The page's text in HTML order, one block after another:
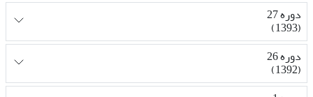
دوره 27
(1393)
دوره 26
(1392)